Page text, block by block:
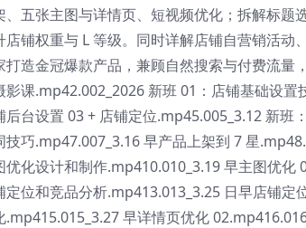
、五张主图与详情页、短视频优化；拆解标题
店铺权重与 L 等级。同时详解店铺自营销活
打造金冠爆款产品，兼顾自然搜索与付费流量
影课.mp42.002_2026 新班 01：店铺基础设
后台设置 03 + 店铺定位.mp45.005_3.12 新班
技巧.mp47.007_3.16 早产品上架到 7 星
优化设计和制作.mp410.010_3.19 早主图优
定位和竞品分析.mp413.013_3.25 日早店铺
.mp415.015_3.27 早详情页优化